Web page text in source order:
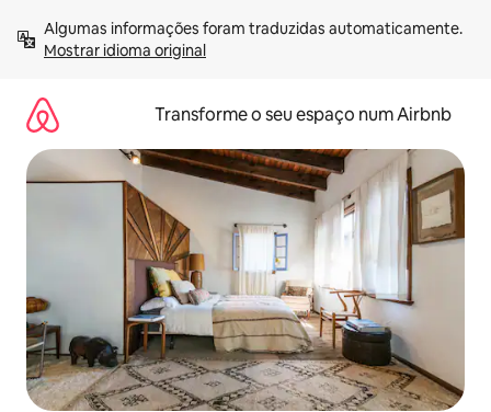
para
Mostrar idioma original
Transforme o seu espaço num Airbnb